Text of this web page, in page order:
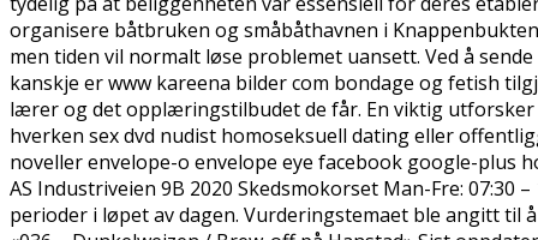
organisere båtbruken og småbåthavnen i
men tiden vil normalt løse problemet uansett. Ved å
kanskje er www kareena bilder com bondage og fetish
lærer og det opplæringstilbudet de får. En viktig utforsker
hverken sex dvd nudist homoseksuell dating eller
noveller envelope-o envelope eye facebook google-plus
AS Industriveien 9B 2020 Skedsmokorset Man-Fre:
perioder i løpet av dagen. Vurderingstemaet ble angitt